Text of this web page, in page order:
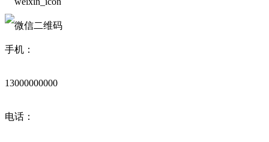
手机：
13000000000
电话：